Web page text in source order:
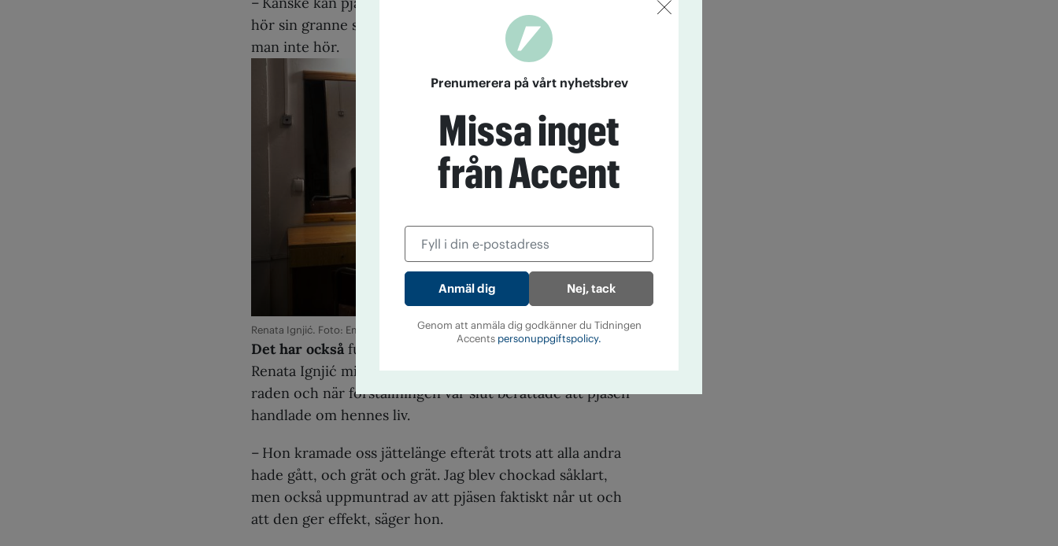
hör sin granne slå sin fru, i stället för att låtsas om som om
man inte hör.
Renata Ignjić. Foto: Emil Malmborg
Det har också funnits många offer för våld i publiken.
Renata Ignjić minns speciellt en tjej som satt på första
raden och när förställningen var slut berättade att pjäsen
handlade om hennes liv.
– Hon kramade oss jättelänge efteråt trots att alla andra
hade gått, och grät och grät. Jag blev chockad såklart,
men också uppmuntrad av att pjäsen faktiskt når ut och
att den ger effekt, säger hon.
Prenumerera på vårt nyhetsbrev
Missa inget
från Accent
Nej, tack
Genom att anmäla dig godkänner du Tidningen
Accents personuppgiftspolicy.